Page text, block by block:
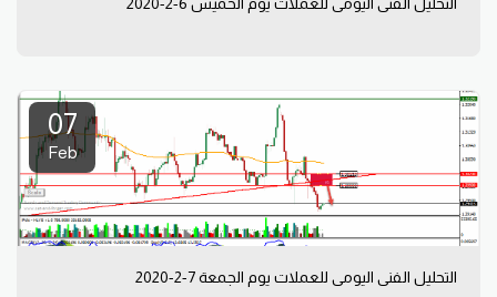
07
Feb
التحليل الفني اليومي للعملات يوم الجمعة 7-2-2020